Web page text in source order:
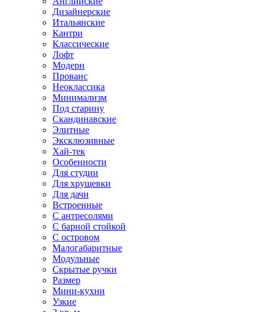
Дизайнерские
Итальянские
Кантри
Классические
Лофт
Модерн
Прованс
Неоклассика
Минимализм
Под старину
Скандинавские
Элитные
Эксклюзивные
Хай-тек
Особенности
Для студии
Для хрущевки
Для дачи
Встроенные
С антресолями
С барной стойкой
С островом
Малогабаритные
Модульные
Скрытые ручки
Размер
Мини-кухни
Узкие